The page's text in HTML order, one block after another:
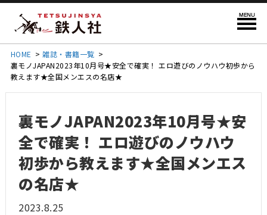
HOME > 雑誌・書籍一覧 >
裏モノJAPAN2023年10月号★安全で確実！ エロ遊びのノウハウ初歩から
教えます★全国メンエスの名店★
裏モノJAPAN2023年10月号★安
全で確実！ エロ遊びのノウハウ
初歩から教えます★全国メンエス
の名店★
2023.8.25